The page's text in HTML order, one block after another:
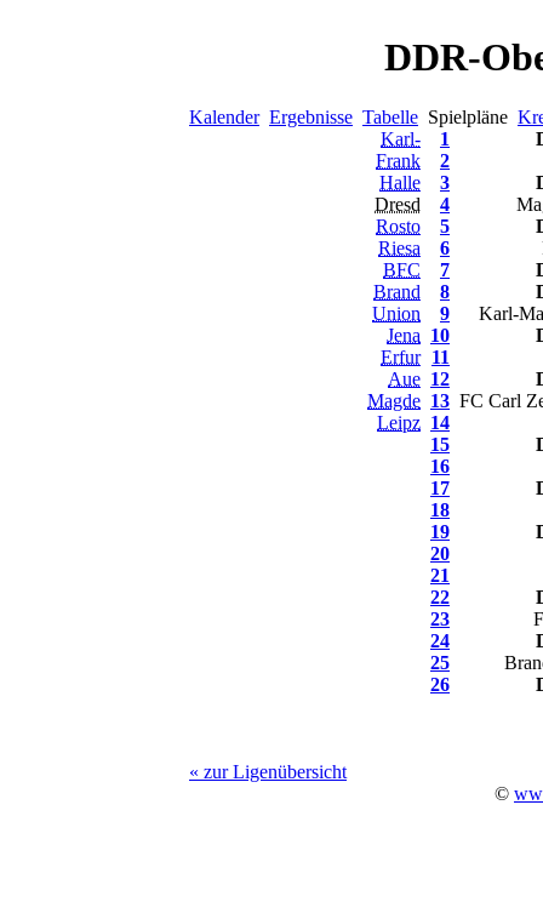
DDR-
Kalender Ergebnisse Tabelle Spielpläne
Karl-
Frank
Halle
Dresd
Rosto
Riesa
BFC
Brand
Union
Jena
Erfur
Aue
Magde
Leipz
1
2
3
4
5
6
7
8
9
Karl-
10
11
12
13 FC Carl
14
15
16
17
18
19
20
21
22
23
24
25
26
« zur Ligenübersicht
©